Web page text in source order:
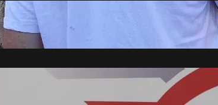
najavili razgovore s
od sutra do 9.